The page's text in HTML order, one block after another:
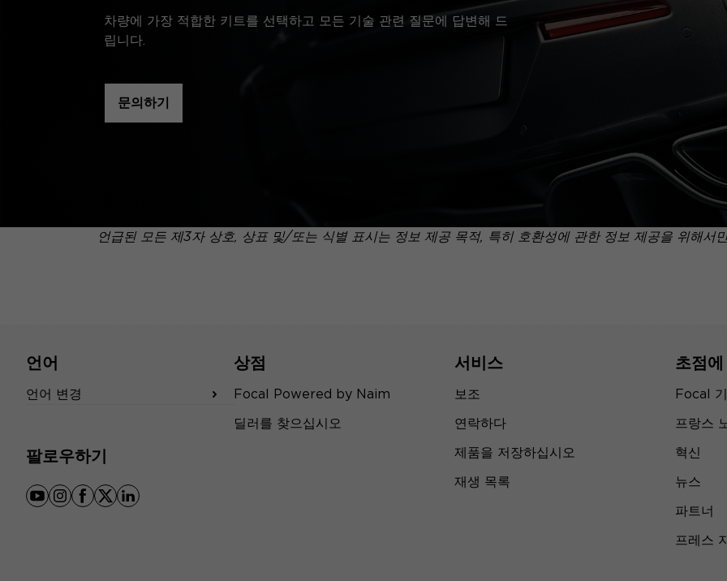
차량에 가장 적합한 키트를 선택하고 모든 기술 관련 질문에 답변해 드
립니다.
문의하기
언급된 모든 제3자 상호, 상표 및/또는 식별 표시는 정보 제공 목적, 특히 호환성에 관한 정보 제공을 위해서
언어
언어 변경
팔로우하기
youtube
instagram
facebook
x linkedin
상점
Focal Powered by Naim
딜러를 찾으십시오
서비스
보조
연락하다
제품을 저장하십시오
재생 목록
초점에
Focal
프랑스
혁신
뉴스
파트너
프레스